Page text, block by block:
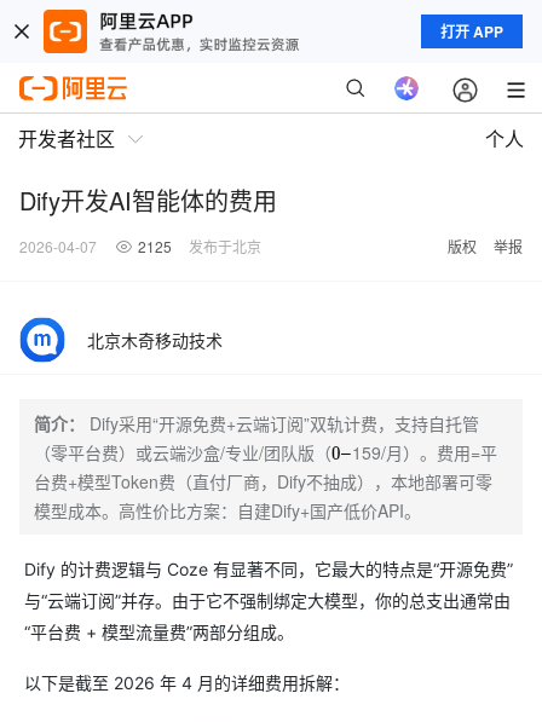
打开 APP
开发者社区 个人
Dify开发AI智能体的费用
2026-04-07 2125 发布于北京 版权 举报
北京木奇移动技术
简介：
Dify采用“开源免费+云端订阅”双轨计费，支持自托管
（零平台费）或云端沙盒/专业/团队版（0–159/月）。费用=平
台费+模型Token费（直付厂商，Dify不抽成），本地部署可零
模型成本。高性价比方案：自建Dify+国产低价API。
Dify 的计费逻辑与 Coze 有显著不同，它最大的特点是“开源免费”
与“云端订阅”并存。由于它不强制绑定大模型，你的总支出通常由
“平台费 + 模型流量费”两部分组成。
以下是截至 2026 年 4 月的详细费用拆解：